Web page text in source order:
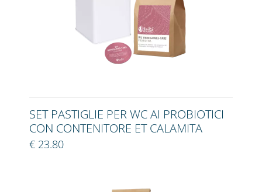
SET PASTIGLIE PER WC AI PROBIOTICI
CON CONTENITORE ET CALAMITA
€ 23.80